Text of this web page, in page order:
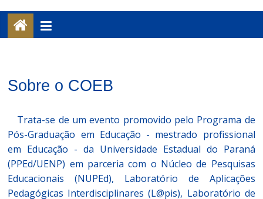
/
COEB
do
Sobre o COEB
Trata-se de um evento promovido pelo Programa de
Pós-Graduação em Educação - mestrado profissional
em Educação - da Universidade Estadual do Paraná
(PPEd/UENP) em parceria com o Núcleo de Pesquisas
Educacionais (NUPEd), Laboratório de Aplicações
Pedagógicas Interdisciplinares (L@pis), Laboratório de